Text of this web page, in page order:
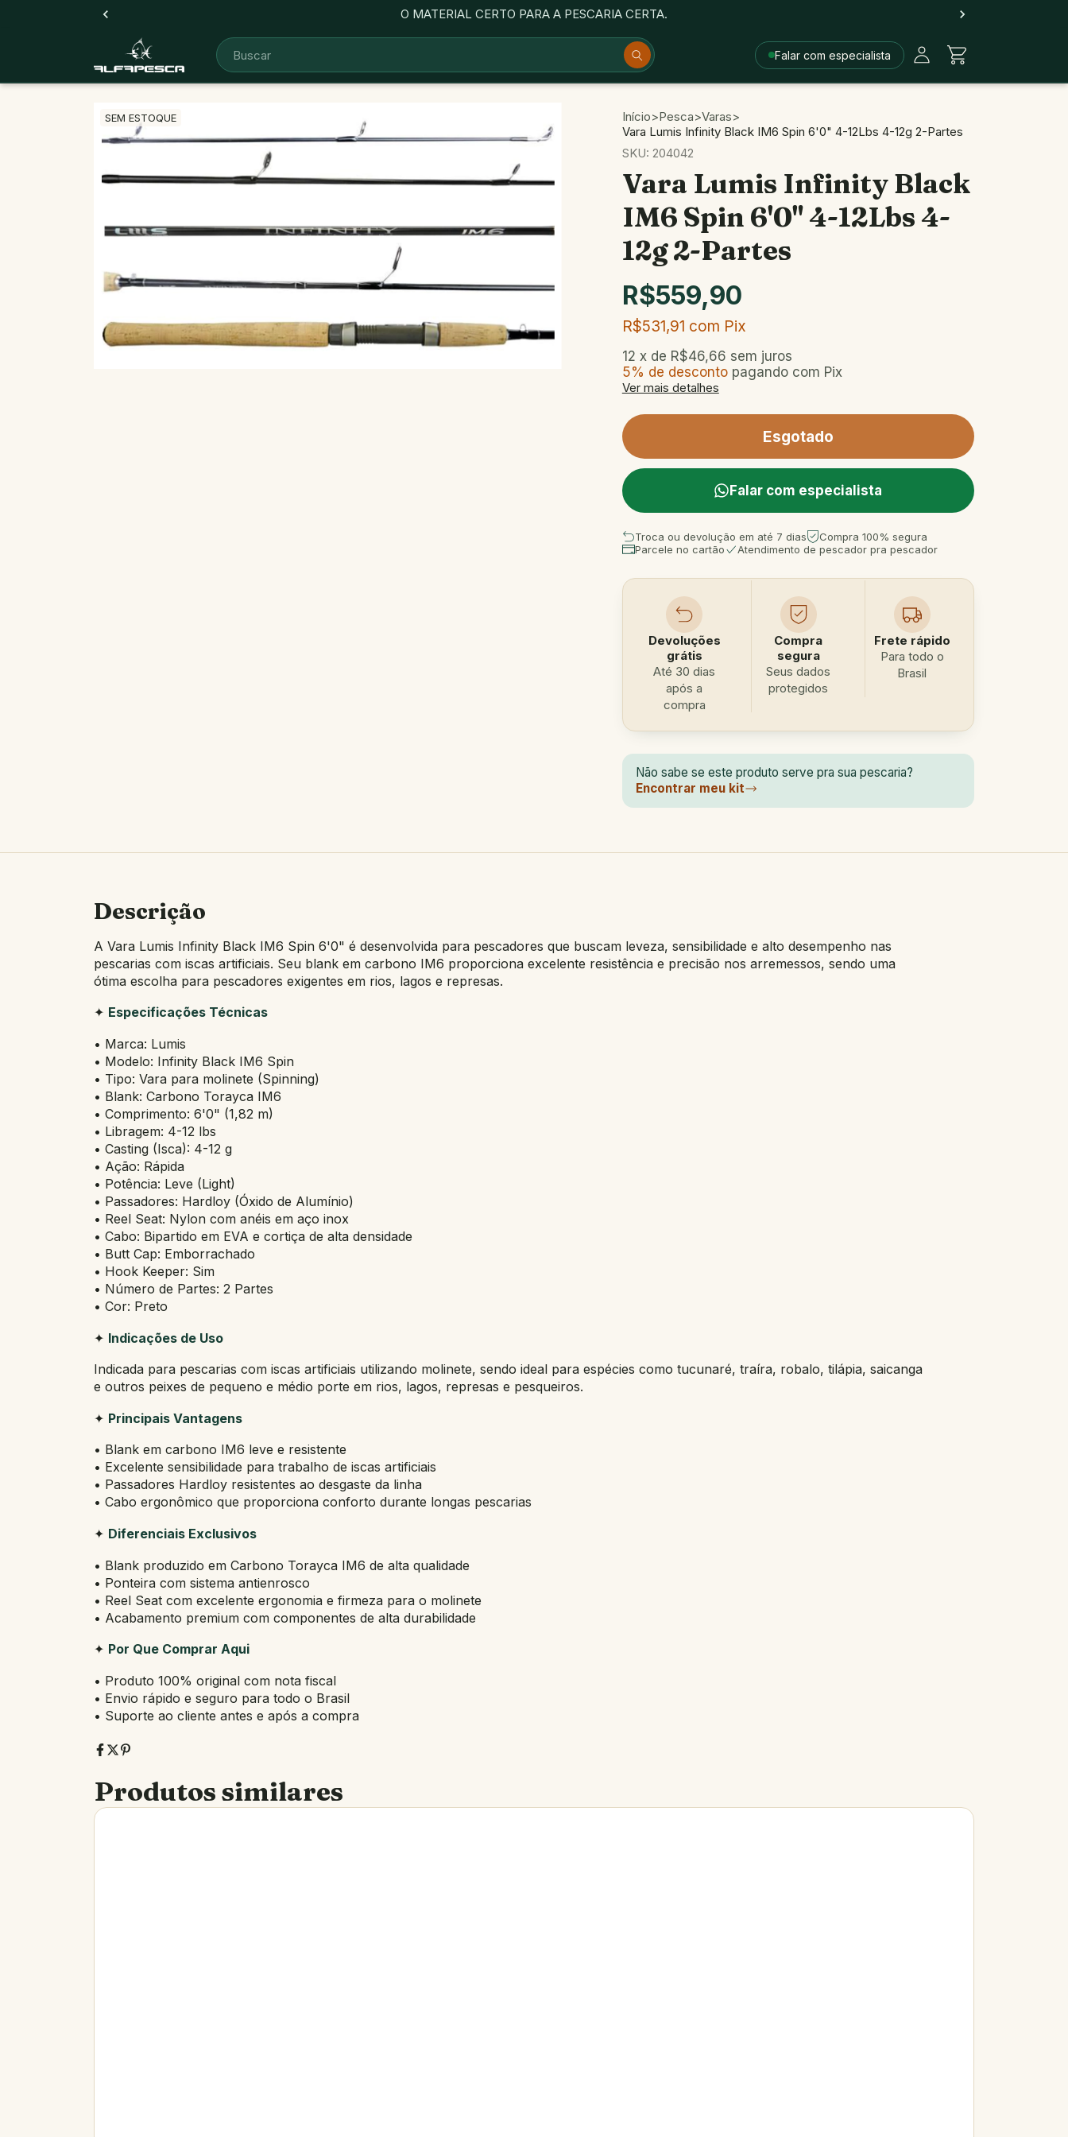
O MATERIAL CERTO PARA A PESCARIA CERTA.
Falar com especialista
SEM ESTOQUE Início>Pesca>Varas>
Vara Lumis Infinity Black IM6 Spin 6'0" 4-12Lbs 4-12g 2-Partes
SKU: 204042
Vara Lumis Infinity Black
IM6 Spin 6'0" 4-12Lbs 4-
12g 2-Partes
R$559,90
R$531,91 com Pix
12 x de R$46,66 sem juros
5% de descontopagando com Pix
Ver mais detalhes
Falar com especialista
Troca ou devolução em até 7 dias
Compra 100% segura
Parcele no cartão
Atendimento de pescador pra pescador
Devoluções
grátis
Até 30 dias
após a
compra
Compra
segura
Seus dados
protegidos
Frete rápido
Para todo o
Brasil
Não sabe se este produto serve pra sua pescaria?
Encontrar meu kit
Descrição
A Vara Lumis Infinity Black IM6 Spin 6'0" é desenvolvida para pescadores que buscam leveza, sensibilidade e alto desempenho nas
pescarias com iscas artificiais. Seu blank em carbono IM6 proporciona excelente resistência e precisão nos arremessos, sendo uma
ótima escolha para pescadores exigentes em rios, lagos e represas.
✦ Especificações Técnicas
• Marca: Lumis
• Modelo: Infinity Black IM6 Spin
• Tipo: Vara para molinete (Spinning)
• Blank: Carbono Torayca IM6
• Comprimento: 6'0" (1,82 m)
• Libragem: 4-12 lbs
• Casting (Isca): 4-12 g
• Ação: Rápida
• Potência: Leve (Light)
• Passadores: Hardloy (Óxido de Alumínio)
• Reel Seat: Nylon com anéis em aço inox
• Cabo: Bipartido em EVA e cortiça de alta densidade
• Butt Cap: Emborrachado
• Hook Keeper: Sim
• Número de Partes: 2 Partes
• Cor: Preto
✦ Indicações de Uso
Indicada para pescarias com iscas artificiais utilizando molinete, sendo ideal para espécies como tucunaré, traíra, robalo, tilápia, saicanga
e outros peixes de pequeno e médio porte em rios, lagos, represas e pesqueiros.
✦ Principais Vantagens
• Blank em carbono IM6 leve e resistente
• Excelente sensibilidade para trabalho de iscas artificiais
• Passadores Hardloy resistentes ao desgaste da linha
• Cabo ergonômico que proporciona conforto durante longas pescarias
✦ Diferenciais Exclusivos
• Blank produzido em Carbono Torayca IM6 de alta qualidade
• Ponteira com sistema antienrosco
• Reel Seat com excelente ergonomia e firmeza para o molinete
• Acabamento premium com componentes de alta durabilidade
✦ Por Que Comprar Aqui
• Produto 100% original com nota fiscal
• Envio rápido e seguro para todo o Brasil
• Suporte ao cliente antes e após a compra
Produtos similares